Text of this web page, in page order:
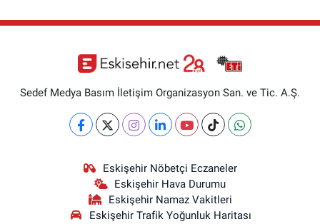
Sedef Medya Basım İletişim Organizasyon San. ve Tic. A.Ş.
Eskişehir Nöbetçi Eczaneler
Eskişehir Hava Durumu
Eskişehir Namaz Vakitleri
Eskişehir Trafik Yoğunluk Haritası